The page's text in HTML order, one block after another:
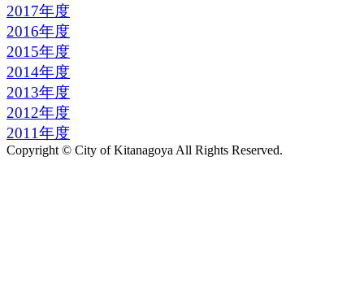
2017年度
2016年度
2015年度
2014年度
2013年度
2012年度
2011年度
Copyright © City of Kitanagoya All Rights Reserved.